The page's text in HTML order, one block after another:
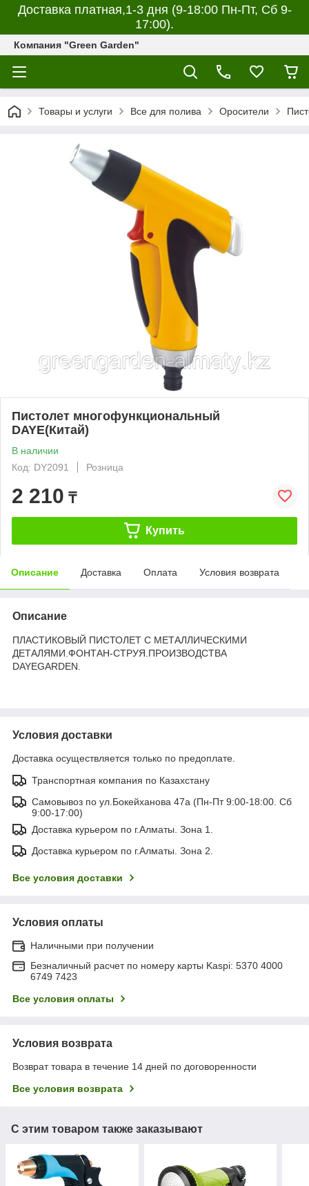
Доставка платная,1-3 дня (9-18:00 Пн-Пт, Сб 9-
17:00).
Компания "Green Garden"
Товары и услуги Все для полива Оросители
Пистолет многофункциональный
DAYE(Китай)
В наличии
Код: DY2091
Розница
2 210 ₸
Купить
Описание Доставка Оплата Условия возврата
Описание
ПЛАСТИКОВЫЙ ПИСТОЛЕТ С МЕТАЛЛИЧЕСКИМИ
ДЕТАЛЯМИ.ФОНТАН-СТРУЯ.ПРОИЗВОДСТВА
DAYEGARDEN.
Условия доставки
Доставка осуществляется только по предоплате.
Транспортная компания по Казахстану
Самовывоз по ул.Бокейханова 47а (Пн-Пт 9:00-18:00. Сб
9:00-17:00)
Доставка курьером по г.Алматы. Зона 1.
Доставка курьером по г.Алматы. Зона 2.
Все условия доставки
Условия оплаты
Наличными при получении
Безналичный расчет по номеру карты Kaspi: 5370 4000
6749 7423
Все условия оплаты
Условия возврата
Возврат товара в течение 14 дней по договоренности
Все условия возврата
С этим товаром также заказывают